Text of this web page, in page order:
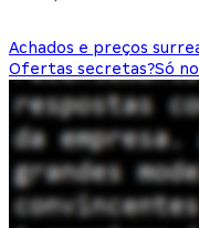
Achados e preços
Ofertas secretas?Só